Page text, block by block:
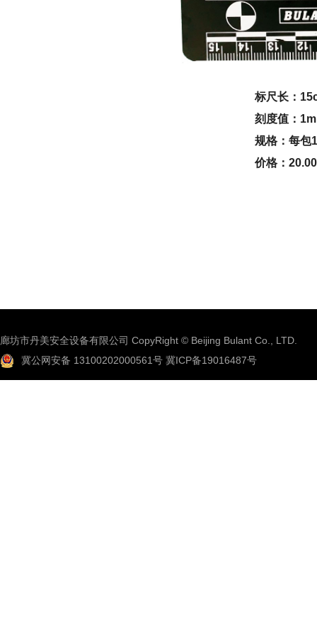
标尺长：
刻度值：
规格：每包
价格：
廊坊市丹美安全设备有限公司 CopyRight © Beijing Bulant Co., LTD.
冀公网安备 13100202000561号 冀ICP备19016487号